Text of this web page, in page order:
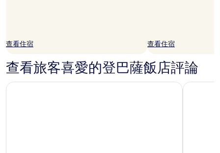
查看住宿 查看住宿
查看旅客喜愛的登巴薩飯店評論
峇里Sumitra豪華別墅度假村 峇里沙努